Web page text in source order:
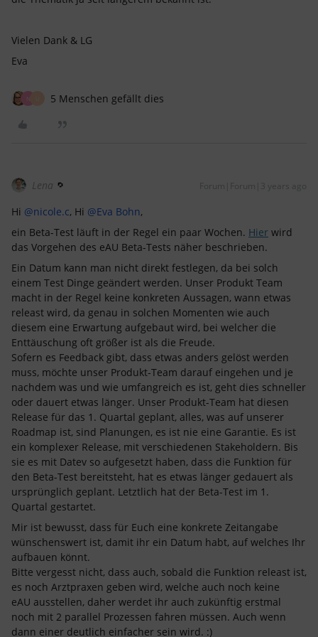
Vielen Dank & LG
Eva
N 5 Menschen gefällt dies
Lena Forum|Forum|3 years ago
Hi @nicole.c, Hi @Eva Bohn,
ein Beta-Test läuft in der Regel ein paar Wochen. Hier wird
das Vorgehen des eAU Beta-Tests näher beschrieben.
Ein Datum kann man nicht direkt festlegen, da bei solch
einem Test Dinge geändert werden. Unser Produkt Team
macht in der Regel keine konkreten Aussagen, wann etwas
releast wird, da genau in solchen Momenten wie auch
diesem eine Erwartung aufgebaut wird, bei welcher die
Enttäuschung oft größer ist als die Freude.
Sofern es Feedback gibt, dass etwas anders gelöst werden
muss, möchte unser Produkt-Team darauf eingehen und je
nachdem was und wie umfangreich es ist, geht dies schneller
oder dauert etwas länger. Unser Produkt-Team hat diesen
Release für das 1. Quartal geplant, alles, was auf unserer
Roadmap ist, sind Planungen, es ist nie eine Garantie. Es ist
ein komplexer Release, mit verschiedenen Stakeholdern. Bis
sie es mit Datev so aufgesetzt haben, dass die Funktion für
den Beta-Test bereitsteht, hat es etwas länger gedauert als
ursprünglich geplant. Letztlich hat der Beta-Test im 1.
Quartal gestartet.
Mir ist bewusst, dass für Euch eine konkrete Zeitangabe
wünschenswert ist, damit ihr ein Datum habt, auf welches Ihr
aufbauen könnt.
Bitte vergesst nicht, dass auch, sobald die Funktion releast ist,
es noch Arztpraxen geben wird, welche auch noch keine
eAU ausstellen, daher werdet ihr auch zukünftig erstmal
noch mit 2 parallel Prozessen fahren müssen. Auch wenn
dann einer deutlich einfacher sein wird. :)